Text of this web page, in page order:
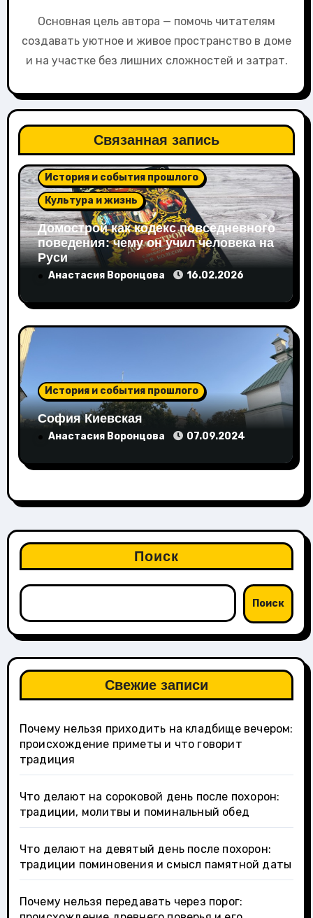
Основная цель автора — помочь читателям
создавать уютное и живое пространство в доме
и на участке без лишних сложностей и затрат.
Связанная запись
История и события прошлого
Культура и жизнь
Домострой как кодекс повседневного
поведения: чему он учил человека на
Руси
Анастасия Воронцова 16.02.2026
История и события прошлого
София Киевская
Анастасия Воронцова 07.09.2024
Поиск
Поиск
Свежие записи
Почему нельзя приходить на кладбище вечером:
происхождение приметы и что говорит
традиция
Что делают на сороковой день после похорон:
традиции, молитвы и поминальный обед
Что делают на девятый день после похорон:
традиции поминовения и смысл памятной даты
Почему нельзя передавать через порог: